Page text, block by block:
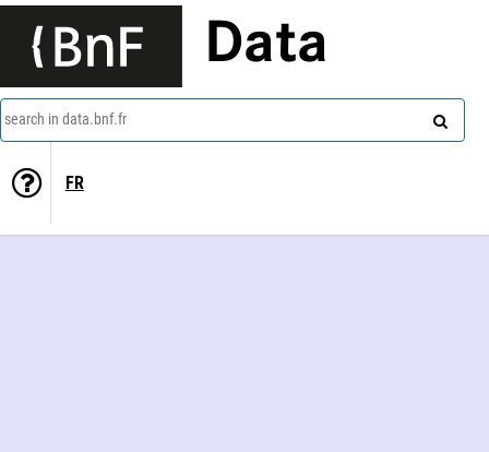
Data
search in data.bnf.fr
FR